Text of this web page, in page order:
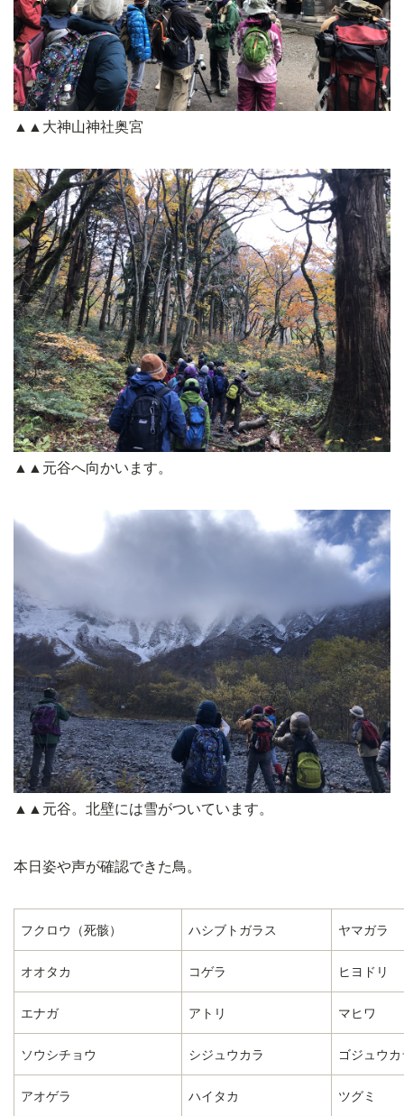
▲▲大神山神社奥宮
▲▲元谷へ向かいます。
▲▲元谷。北壁には雪がついています。
本日姿や声が確認できた鳥。
フクロウ（死骸） ハシブトガラス ヤマガラ
オオタカ コゲラ ヒヨドリ
エナガ アトリ マヒワ
ソウシチョウ シジュウカラ ゴジュウ
アオゲラ ハイタカ ツグミ